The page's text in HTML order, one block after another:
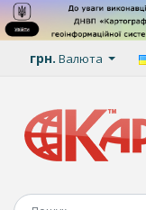
грн. Валюта